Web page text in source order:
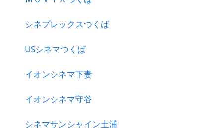
シネプレックスつくば
USシネマつくば
イオンシネマ下妻
イオンシネマ守谷
シネマサンシャイン土浦